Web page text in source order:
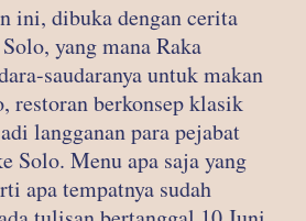
ini, dibuka dengan cerita
yang mana Raka
saudaranya untuk makan
restoran berkonsep klasik
langganan para pejabat
Solo. Menu apa saja yang
apa tempatnya sudah